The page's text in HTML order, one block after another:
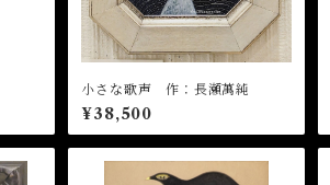
小さな歌声 作：長瀬萬純
¥38,500